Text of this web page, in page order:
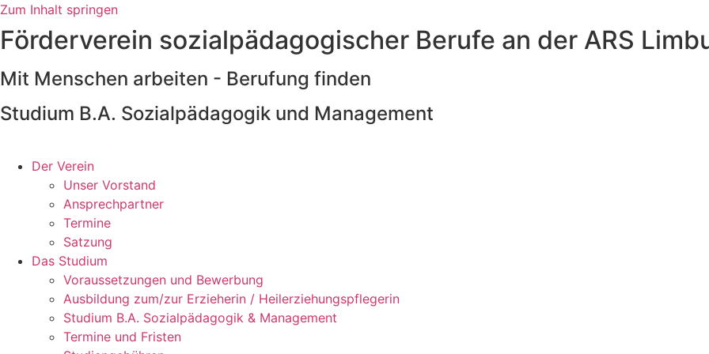
Zum Inhalt springen
Förderverein sozialpädagogischer Berufe an der ARS
Mit Menschen arbeiten - Berufung finden
Studium B.A. Sozialpädagogik und Management
Der Verein
Unser Vorstand
Ansprechpartner
Termine
Satzung
Das Studium
Voraussetzungen und Bewerbung
Ausbildung zum/zur Erzieherin / Heilerziehungspflegerin
Studium B.A. Sozialpädagogik & Management
Termine und Fristen